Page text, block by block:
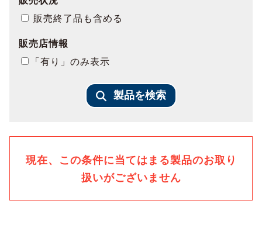
販売終了品も含める
販売店情報
「有り」のみ表示
製品を検索
現在、この条件に当てはまる製品のお取り
扱いがございません